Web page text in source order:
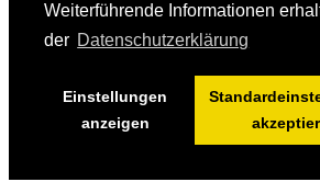
Weiterführende Informationen
der Datenschutzerklärung
Einstellungen
anzeigen